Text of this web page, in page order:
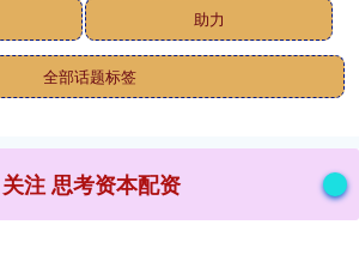
助力
全部话题标签
关注 思考资本配资